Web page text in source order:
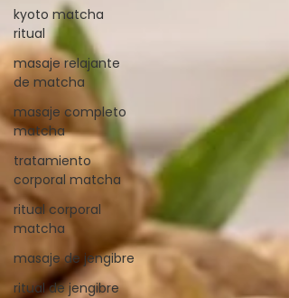
kyoto matcha
ritual
masaje relajante
de matcha
masaje completo
matcha
tratamiento
corporal matcha
ritual corporal
matcha
masaje de jengibre
ritual de jengibre